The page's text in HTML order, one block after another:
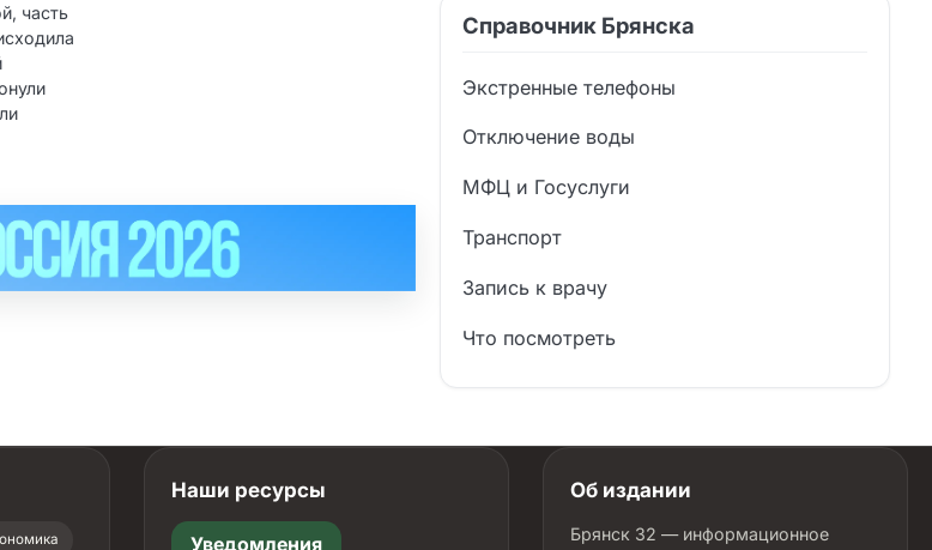
часть
Справочник Брянска
Экстренные телефоны
Отключение воды
МФЦ и Госуслуги
Транспорт
Запись к врачу
Что посмотреть
Наши ресурсы
Уведомления
Об издании
Брянск 32 — информационное